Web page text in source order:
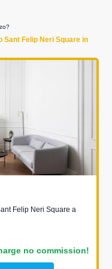
Felip Neri Square in
Felip Neri Square a
no commission!